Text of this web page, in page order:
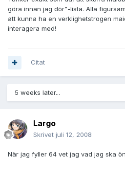
göra innan jag dör"-lista. Alla
att kunna ha en verklighetstrogen
interagera med!
Citat
5 weeks later...
Largo
Skrivet juli 12, 2008
När jag fyller 64 vet jag vad jag ska